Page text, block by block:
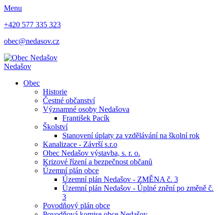
Menu
+420 577 335 323
obec@nedasov.cz
Nedašov
Obec
Historie
Čestné občanství
Významné osoby Nedašova
František Pacík
Školství
Stanovení úplaty za vzdělávání na školní rok
Kanalizace - Závrší s.r.o
Obec Nedašov výstavba, s. r. o.
Krizové řízení a bezpečnost občanů
Územní plán obce
Územní plán Nedašov - ZMĚNA č. 3
Územní plán Nedašov - Úplné znění po změně č.
3
Povodňový plán obce